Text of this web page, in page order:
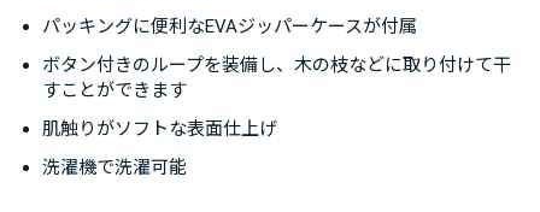
パッキングに便利なEVAジッパーケースが付属
ボタン付きのループを装備し、木の枝などに取り付けて干
すことができます
肌触りがソフトな表面仕上げ
洗濯機で洗濯可能